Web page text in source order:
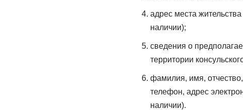
адрес места
наличии);
сведения о
территории
фамилия, имя,
телефон, адрес
наличии).